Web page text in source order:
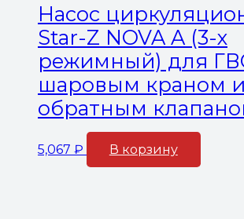
Насос
Star-Z NOVA A (3-х
режимный) для
шаровым краном и
обратным
5,067 ₽ В корзину